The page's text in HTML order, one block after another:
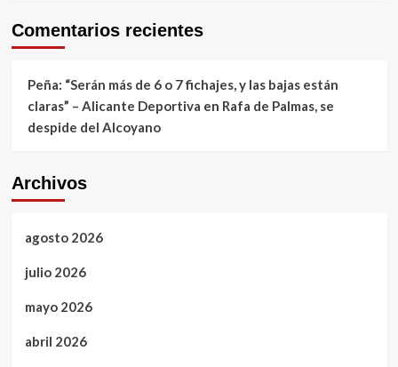
Comentarios recientes
Peña: “Serán más de 6 o 7 fichajes, y las bajas están
claras” – Alicante Deportiva en Rafa de Palmas, se
despide del Alcoyano
Archivos
agosto 2026
julio 2026
mayo 2026
abril 2026